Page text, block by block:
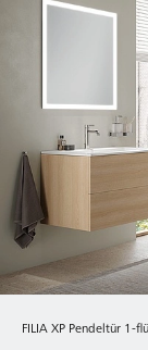
FILIA XP Pendeltür 1-